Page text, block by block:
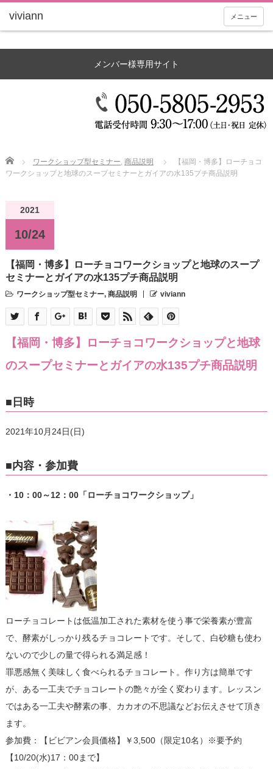
メニュー
メンバー様専用サイト
Home ワークショップ型セミナー, 商品説明
【福岡・博多】ローチョコ
ワークショップと地球のスープセミナーとガイアの水135プチ商品説明
2021
10/24
【福岡・博多】ローチョコワークショップと地球のスープ
セミナーとガイアの水135プチ商品説明
ワークショップ型セミナー, 商品説明 viviann
【福岡・博多】ローチョコワークショップと地球
のスープセミナーとガイアの水135プチ商品説明
■日時
2021年10月24日(日)
■内容・参加費
・10：00～12：00「ローチョコワークショップ」
ローチョコレートは低温加工された素材を使う事で栄養素が豊富
で、酵素がしっかり残るチョコレートです。そして、白砂糖も使わ
ないので少しの量で得られる満足感！
罪悪感無く美味しく食べられるチョコレート。作り方は簡単です
が、ある一工夫でチョコレートの艶々が全く変わります。レッスン
ではある一工夫や酵素の事、カカオの不思議などお伝えさせて頂き
ます。
参加費：【ビビアン会員価格】￥3,500（限定10名）※要予約
【10/20(水)17：00まで】